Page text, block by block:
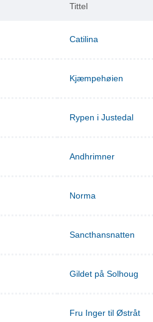
Tittel
Catilina
Kjæmpehøien
Rypen i Justedal
Andhrimner
Norma
Sancthansnatten
Gildet på Solhoug
Fru Inger til Østråt